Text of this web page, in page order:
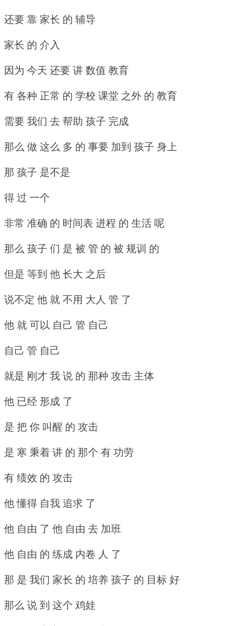
还要 靠 家长 的 辅导
家长 的 介入
因为 今天 还要 讲 数值 教育
有 各种 正常 的 学校 课堂 之外 的 教育
需要 我们 去 帮助 孩子 完成
那么 做 这么 多 的 事要 加到 孩子 身上
那 孩子 是不是
得 过 一个
非常 准确 的 时间表 进程 的 生活 呢
那么 孩子 们 是 被 管 的 被 规训 的
但是 等到 他 长大 之后
说不定 他 就 不用 大人 管 了
他 就 可以 自己 管 自己
自己 管 自己
就是 刚才 我 说 的 那种 攻击 主体
他 已经 形成 了
是 把 你 叫醒 的 攻击
是 寒 秉着 讲 的 那个 有 功劳
有 绩效 的 攻击
他 懂得 自我 追求 了
他 自由 了 他 自由 去 加班
他 自由 的 练成 内卷 人 了
那 是 我们 家长 的 培养 孩子 的 目标 好
那么 说 到 这个 鸡娃